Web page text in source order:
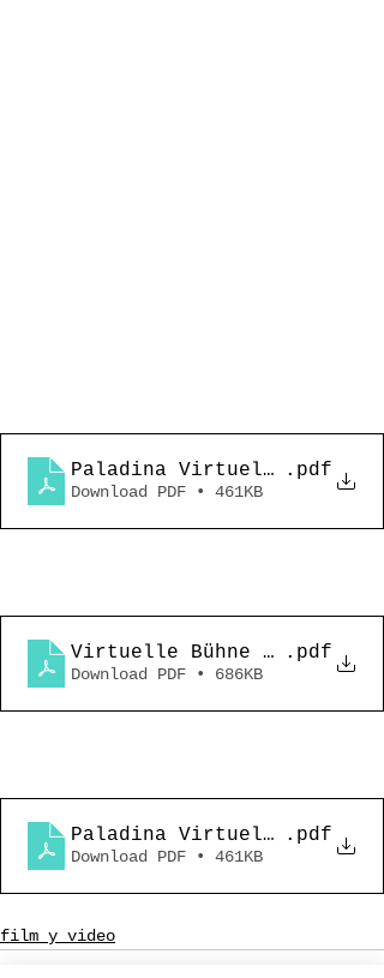
Paladina .pdf
Download PDF • 461KB
Virtuelle Bühne - .pdf
Download PDF • 686KB
Paladina .pdf
Download PDF • 461KB
film y video